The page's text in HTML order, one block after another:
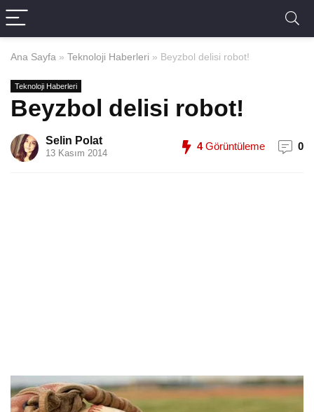
Ana Sayfa » Teknoloji Haberleri » Beyzbol delisi robot!
Teknoloji Haberleri
Beyzbol delisi robot!
Selin Polat
13 Kasım 2014
4Görüntüleme 0